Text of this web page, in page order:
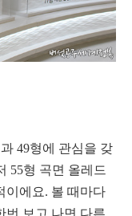
49형에 관심을 갖
55형 곡면 올레드
이에요. 볼 때마다
번 보고 나면 다른